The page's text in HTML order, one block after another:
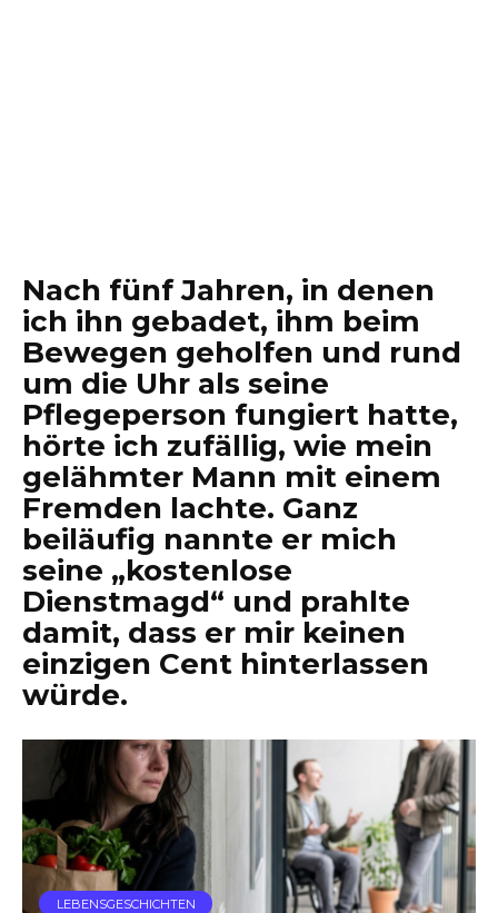
Nach fünf Jahren, in denen
ich ihn gebadet, ihm beim
Bewegen geholfen und rund
um die Uhr als seine
Pflegeperson fungiert hatte,
hörte ich zufällig, wie mein
gelähmter Mann mit einem
Fremden lachte. Ganz
beiläufig nannte er mich
seine „kostenlose
Dienstmagd“ und prahlte
damit, dass er mir keinen
einzigen Cent hinterlassen
würde.
LEBENSGESCHICHTEN